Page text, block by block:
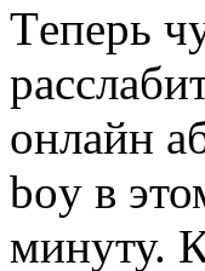
Тeпeрь
онлайн
boy в
минуту.